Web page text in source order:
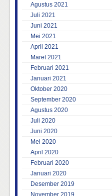
Agustus 2021
Juli 2021
Juni 2021
Mei 2021
April 2021
Maret 2021
Februari 2021
Januari 2021
Oktober 2020
September 2020
Agustus 2020
Juli 2020
Juni 2020
Mei 2020
April 2020
Februari 2020
Januari 2020
Desember 2019
November 2019